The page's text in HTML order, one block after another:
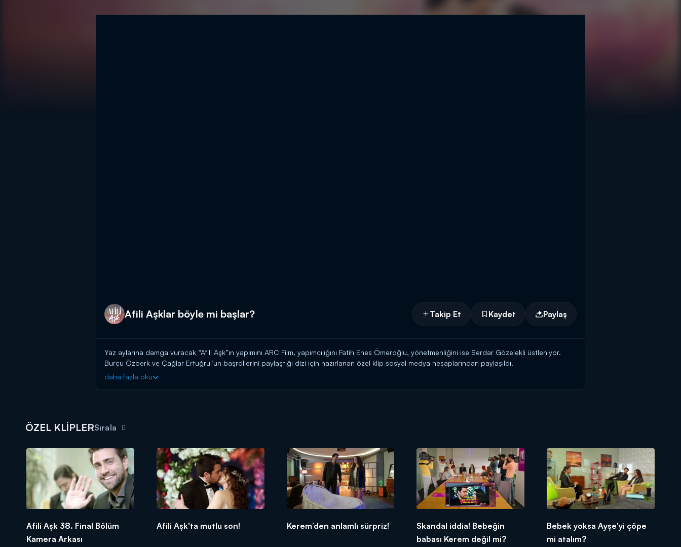
Afili Aşklar böyle mi başlar? Takip Et Kaydet Paylaş
Yaz aylarına damga vuracak “Afili Aşk”ın yapımını ARC Film, yapımcılığını Fatih Enes Ömeroğlu, yönetmenliğini ise Serdar Gözelekli üstleniyor.
Burcu Özberk ve Çağlar Ertuğrul’un başrollerini paylaştığı dizi için hazırlanan özel klip sosyal medya hesaplarından paylaşıldı.
Afili Aşk 12 Haziran Çarşamba saat 20.00'da Kanal D'de başlıyor!
daha fazla oku
ÖZEL KLİPLERSırala
Afili Aşk 38. Final Bölüm
Kamera Arkası
Afili Aşk'ta mutlu son! Kerem’den anlamlı sürpriz!
Skandal iddia! Bebeğin
babası Kerem değil mi?
Bebek yoksa Ayşe'yi çöpe
mi atalım?